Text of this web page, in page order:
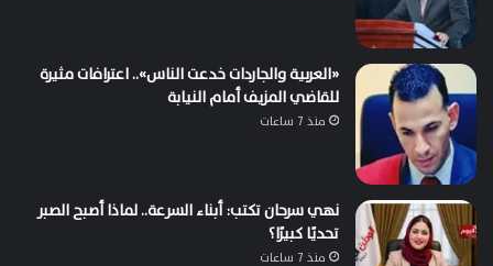
«العربية والجاردات خدعت الناس».. اعترافات مثيرة
للقاضي المزيف أمام النيابة
منذ 7 ساعات
نهي سرحان تكتب: أبناء السرعة.. لماذا أصبح الصبر
تحديًا كبيرًا؟
منذ 7 ساعات